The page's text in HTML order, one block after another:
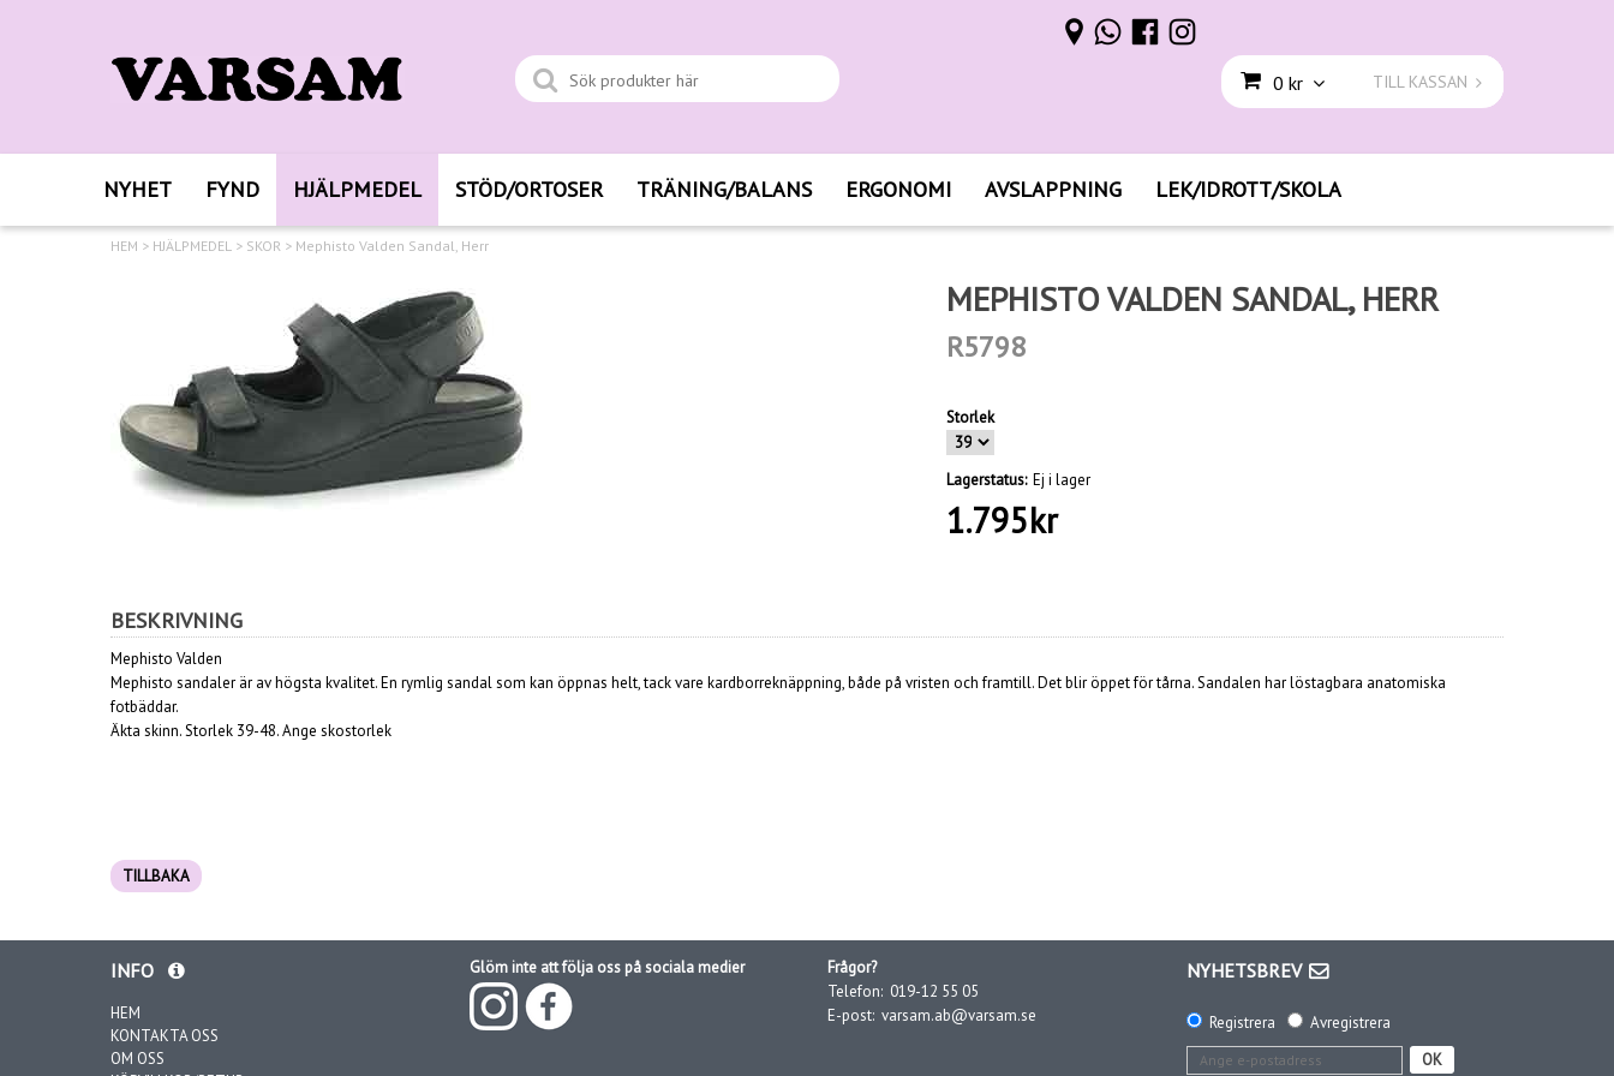
0 kr TILL KASSAN
NYHET FYND HJÄLPMEDEL STÖD/ORTOSER TRÄNING/BALANS ERGONOMI AVSLAPPNING LEK/IDROTT/SKOLA
HEM > HJÄLPMEDEL > SKOR > Mephisto Valden Sandal, Herr
MEPHISTO VALDEN SANDAL, HERR
R5798
Storlek
Lagerstatus: Ej i lager
1.795kr
BESKRIVNING
Mephisto Valden
Mephisto sandaler är av högsta kvalitet. En rymlig sandal som kan öppnas helt, tack vare kardborreknäppning, både på vristen och framtill. Det blir öppet för tårna. Sandalen har löstagbara anatomiska
fotbäddar.
Äkta skinn. Storlek 39-48. Ange skostorlek
TILLBAKA
INFO
HEM
KONTAKTA OSS
OM OSS
Glöm inte att följa oss på sociala medier
Frågor?
Telefon: 019-12 55 05
E-post: varsam.ab@varsam.se
NYHETSBREV
Registrera
Avregistrera
OK